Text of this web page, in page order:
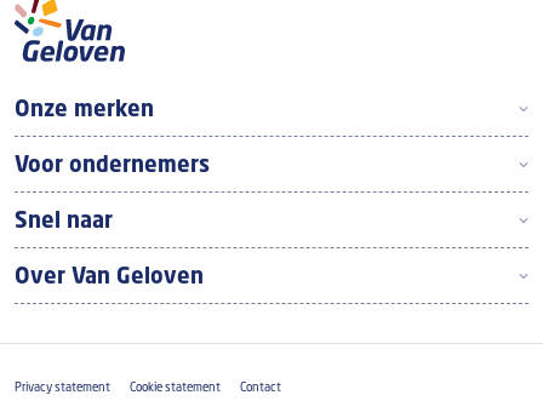
Boven footer
Onze merken
Voor ondernemers
Snel naar
Over Van Geloven
Footer
Privacy statement Cookie statement Contact